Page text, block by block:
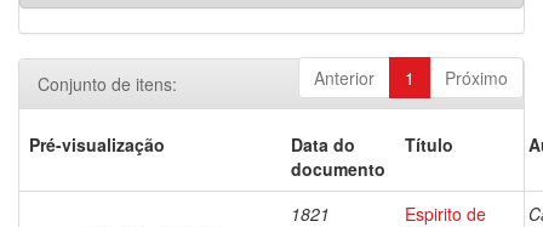
Anterior 1 Próximo
Conjunto de itens:
Pré-visualização
Data do
documento
Título
1821
Espirito de